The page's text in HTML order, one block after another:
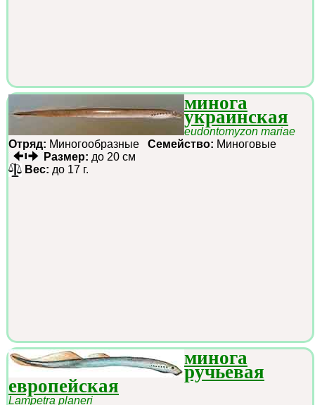
минога
украинская
eudontomyzon mariae
Отряд: Миногообразные Семейство: Миноговые
Размер: до 20 см
Вес: до 17 г.
минога
ручьевая
европейская
Lampetra planeri